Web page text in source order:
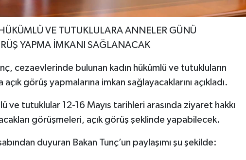
VE TUTUKLULARA ANNELER GÜNÜ
YAPMA İMKANI SAĞLANACAK
cezaevlerinde bulunan kadın hükümlü ve tutukluların
görüş yapmalarına imkan sağlayacaklarını açıkladı.
ve tutuklular 12-16 Mayıs tarihleri arasında ziyaret hakkı
görüşmeleri, açık görüş şeklinde yapabilecek.
duyuran Bakan Tunç’un paylaşımı şu şekilde: